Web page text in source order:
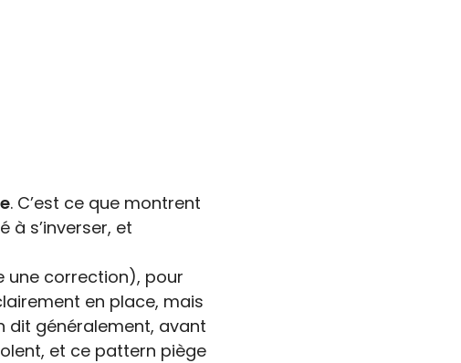
. C’est ce que montrent
à s’inverser, et
une correction), pour
en place, mais
dit généralement, avant
et ce pattern piège